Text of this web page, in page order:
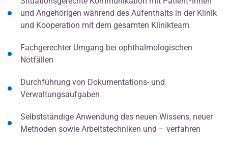
und Angehörigen während des Aufenthalts in der Klinik
und Kooperation mit dem gesamten Klinikteam
Fachgerechter Umgang bei ophthalmologischen
Notfällen
Durchführung von Dokumentations- und
Verwaltungsaufgaben
Selbstständige Anwendung des neuen Wissens, neuer
Methoden sowie Arbeitstechniken und – verfahren